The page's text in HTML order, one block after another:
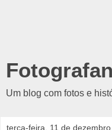
Um blog com fotos e
terça-feira, 11 de